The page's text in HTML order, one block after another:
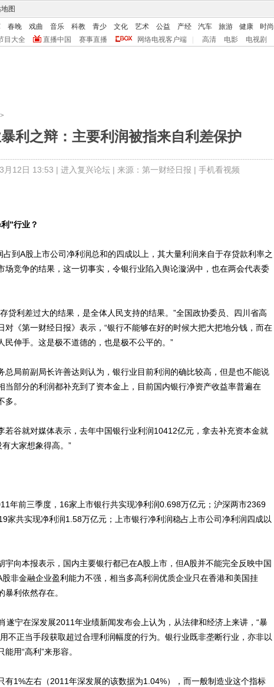
图
春晚 戏曲 音乐 科教 青少 文化 艺术 公益 产经 汽车 旅游 健康 时尚
目大全 直播中国 赛事直播 网络电视客户端 高清 电影 电视剧
>
利之辩：主要利润被指来自利差保护
月12日 13:53 | 进入复兴论坛| 来源：第一财经日报 | 手机看视频
”行业？
A股上市公司净利润总和的四成以上，其大量利润来自于存贷款利率之
场竞争的结果，这一切事实，令银行业陷入舆论漩涡中，也在两会代表委
利差过大的结果，是全体人民支持的结果。”全国政协委员、四川省高
对《第一财经日报》表示，“银行不能够在好的时候大把大把地分钱，而在
民伸手。这是极不道德的，也是极不公平的。”
局前副局长许善达则认为，银行业目前利润的确比较高，但是也不能说
当部分的利润都补充到了资本金上，目前国内银行净资产收益率普遍在
。
谷就对媒体表示，去年中国银行业利润10412亿元，拿去补充资本金就
大家想象得高。”
前三季度，16家上市银行共实现净利润0.698万亿元；沪深两市2369
家共实现净利润1.58万亿元；上市银行净利润稳占上市公司净利润四成以
向本报表示，国内主要银行都已在A股上市，但A股并不能完全反映中国
非金融企业盈利能力不强，相当多高利润优质企业只在香港和美国挂
利依然存在。
宁在深发展2011年业绩新闻发布会上认为，从法律和经济上来讲，“暴
不正当手段获取超过合理利润幅度的行为。银行业既非垄断行业，亦非以
用“高利”来形容。
1%左右（2011年深发展的该数据为1.04%），而一般制造业这个指标